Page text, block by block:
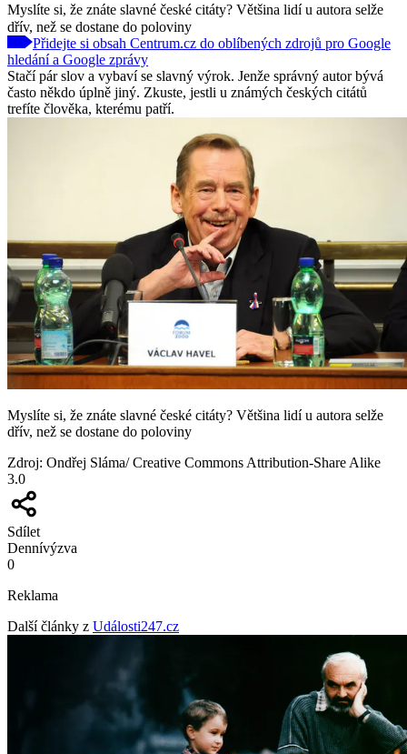
Myslíte si, že znáte slavné české citáty? Většina lidí u autora selže
dřív, než se dostane do poloviny
Přidejte si obsah Centrum.cz do oblíbených zdrojů pro Google
hledání a Google zprávy
Stačí pár slov a vybaví se slavný výrok. Jenže správný autor bývá
často někdo úplně jiný. Zkuste, jestli u známých českých citátů
trefíte člověka, kterému patří.
Myslíte si, že znáte slavné české citáty? Většina lidí u autora selže
dřív, než se dostane do poloviny
Zdroj: Ondřej Sláma/ Creative Commons Attribution-Share Alike
3.0
Sdílet
Dennívýzva
0
Reklama
Další články z Události247.cz